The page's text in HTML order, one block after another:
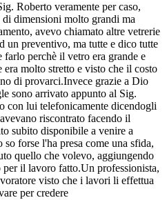
Roberto veramente per caso,
dimensioni molto grandi ma
avevo chiamato altre vetrerie
un preventivo, ma tutte e dico tutte
perchè il vetro era grande e
era molto stretto e visto che il costo
di provarci.Invece grazie a Dio
sono arrivato appunto al Sig.
con lui telefonicamente dicendogli
riscontrato facendo il
subito disponibile a venire a
forse l'ha presa come una sfida,
quello che volevo, aggiungendo
per il lavoro fatto.Un professionista,
visto che i lavori li effettua
per credere